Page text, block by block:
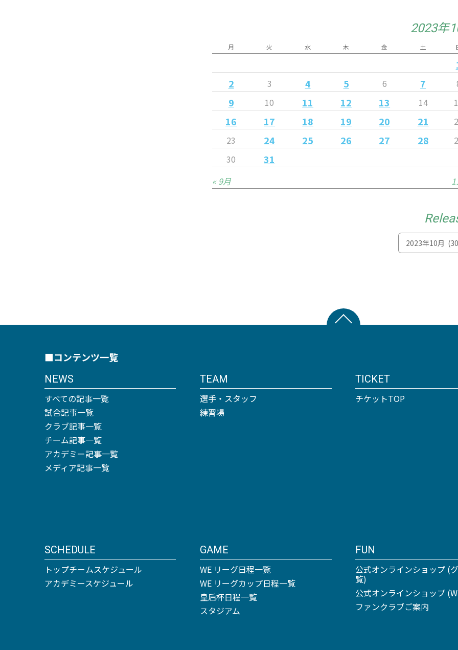
2023年
月 火 水 木 金 土
2
3 4 5 6 7
9 10 11 12 13 14
16 17 18 19 20 21
23
24 25 26 27 28
30
31
« 9月
■コンテンツ一覧
NEWS
すべての記事一覧
試合記事一覧
クラブ記事一覧
チーム記事一覧
アカデミー記事一覧
メディア記事一覧
SCHEDULE
トップチームスケジュール
アカデミースケジュール
TEAM
選手・スタッフ
練習場
GAME
WE リーグ日程一覧
WE リーグカップ日程一覧
皇后杯日程一覧
スタジアム
TICKET
チケットTOP
FUN
公式オンラインショップ (
覧)
公式オンラインショップ
ファンクラブご案内